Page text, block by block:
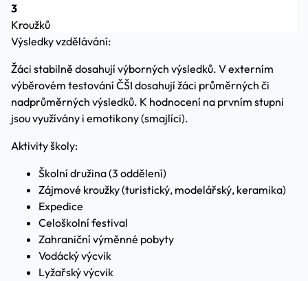
3
Kroužků
Výsledky vzdělávání:
Žáci stabilně dosahují výborných výsledků. V externím
výběrovém testování ČŠI dosahují žáci průměrných či
nadprůměrných výsledků. K hodnocení na prvním stupni
jsou využívány i emotikony (smajlíci).
Aktivity školy:
Školní družina (3 oddělení)
Zájmové kroužky (turistický, modelářský, keramika)
Expedice
Celoškolní festival
Zahraniční výměnné pobyty
Vodácký výcvik
Lyžařský výcvik